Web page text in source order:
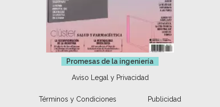
Promesas de la ingeniería
Aviso Legal y Privacidad
Términos y Condiciones Publicidad